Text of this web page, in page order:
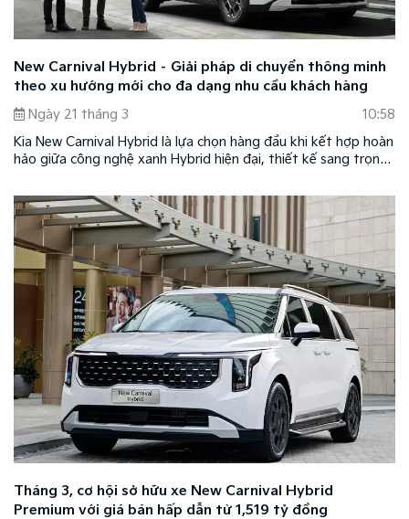
New Carnival Hybrid – Giải pháp di chuyển thông minh
theo xu hướng mới cho đa dạng nhu cầu khách hàng
Ngày 21 tháng 3
10:58
Kia New Carnival Hybrid là lựa chọn hàng đầu khi kết hợp hoàn
hảo giữa công nghệ xanh Hybrid hiện đại, thiết kế sang trọng,
đồng, là lựa chọn hợp lý cho khách hàng gia đình đa thế hệ,
doanh nghiệp và khách hàng kinh doanh dịch vụ vận chuyển
cao cấp.
Tháng 3, cơ hội sở hữu xe New Carnival Hybrid
Premium với giá bán hấp dẫn từ 1,519 tỷ đồng